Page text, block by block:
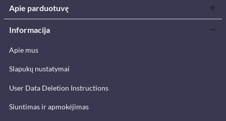
Apie parduotuvę
Informacija
Apie mus
Slapukų nustatymai
User Data Deletion Instructions
Siuntimas ir apmokėjimas